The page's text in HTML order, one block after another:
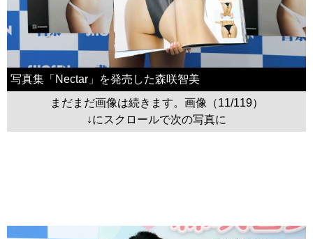
写真集「Nectar」を発売した森咲智美
まだまだ画像は続きます。画像（11/119）
↓にスクロールで次の写真に